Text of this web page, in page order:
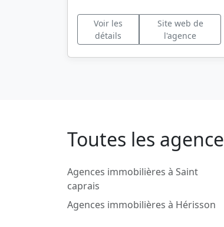
Voir les
détails
Site web de
l'agence
Toutes les
Agences immobilières à Saint
caprais
Agences immobilières à Hérisson